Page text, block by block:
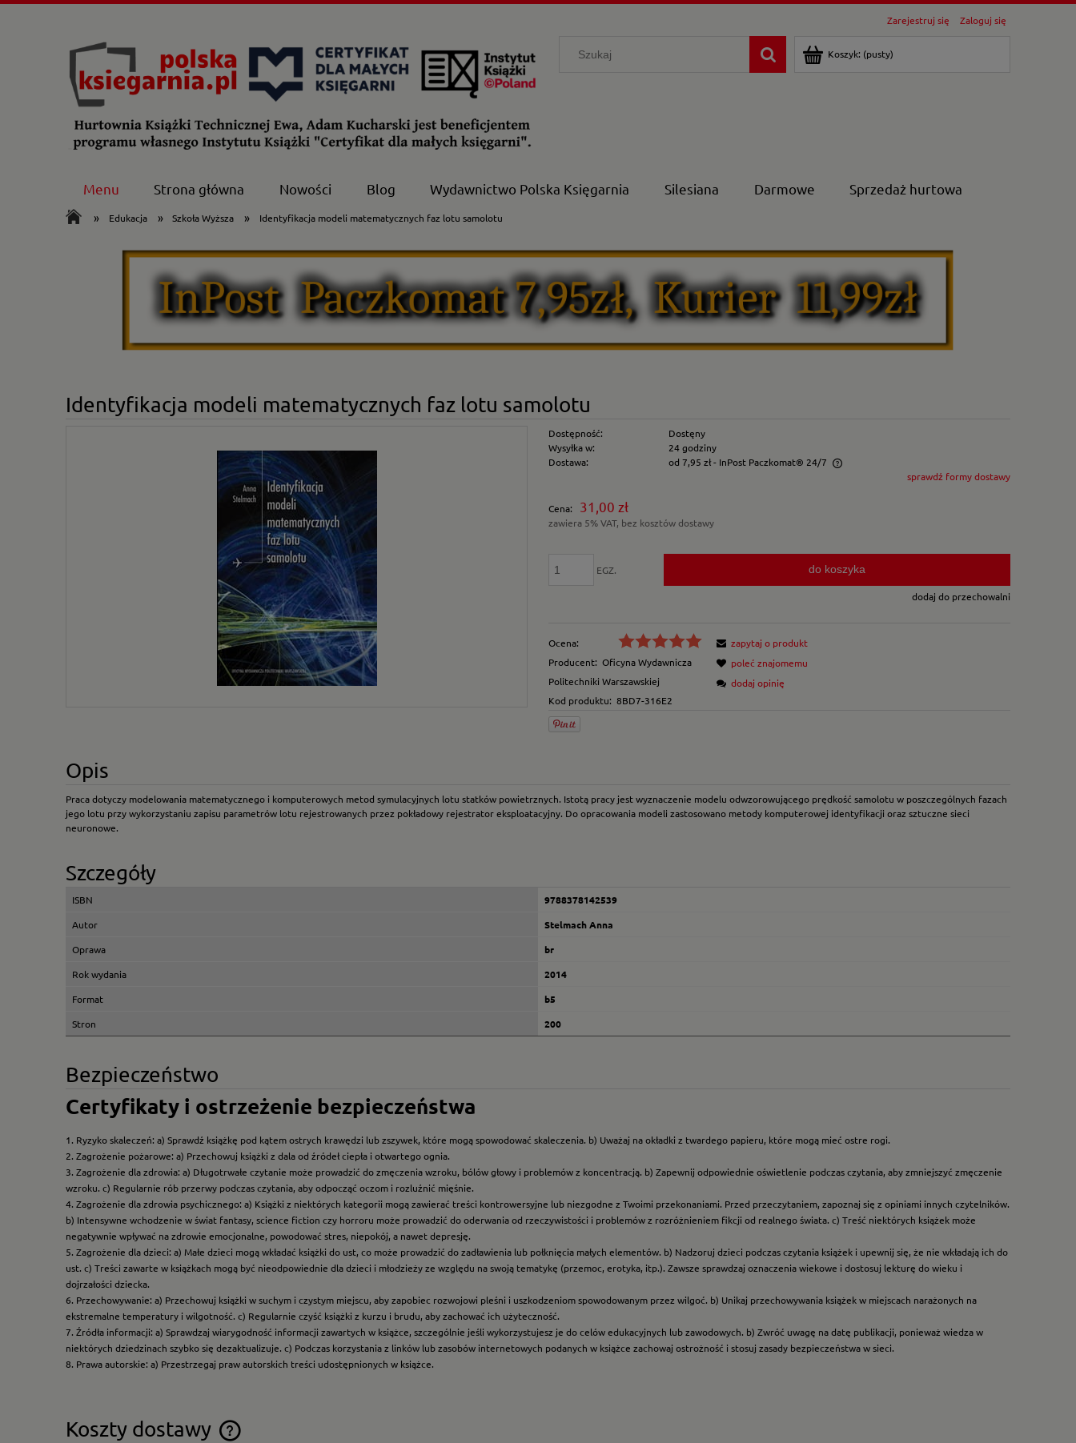
Zarejestruj się Zaloguj się
Koszyk: (pusty)
Menu Strona główna Nowości Blog Wydawnictwo Polska Księgarnia Silesiana Darmowe Sprzedaż hurtowa
» Edukacja » Szkoła Wyższa » Identyfikacja modeli matematycznych faz lotu samolotu
Identyfikacja modeli matematycznych faz lotu samolotu
Dostępność:
Dostęny
Wysyłka w:
24 godziny
Dostawa:
od 7,95 zł- InPost Paczkomat® 24/7
płatności
sprawdź formy dostawy
Cena: 31,00 zł
zawiera 5% VAT, bez kosztów dostawy
EGZ. do koszyka
dodaj do przechowalni
Ocena:
Producent: Oficyna Wydawnicza
Politechniki Warszawskiej
Kod produktu: 8BD7-316E2
zapytaj o produkt
poleć znajomemu
dodaj opinię
Opis
Praca dotyczy modelowania matematycznego i komputerowych metod symulacyjnych lotu statków powietrznych. Istotą pracy jest wyznaczenie modelu odwzorowującego prędkość samolotu w poszczególnych fazach
jego lotu przy wykorzystaniu zapisu parametrów lotu rejestrowanych przez pokładowy rejestrator eksploatacyjny. Do opracowania modeli zastosowano metody komputerowej identyfikacji oraz sztuczne sieci
neuronowe.
Szczegóły
ISBN
9788378142539
Autor
Stelmach Anna
Oprawa
br
Rok wydania
2014
Format
b5
Stron
200
Bezpieczeństwo
Certyfikaty i ostrzeżenie bezpieczeństwa
1. Ryzyko skaleczeń: a) Sprawdź książkę pod kątem ostrych krawędzi lub zszywek, które mogą spowodować skaleczenia. b) Uważaj na okładki z twardego papieru, które mogą mieć ostre rogi.
2. Zagrożenie pożarowe: a) Przechowuj książki z dala od źródeł ciepła i otwartego ognia.
3. Zagrożenie dla zdrowia: a) Długotrwałe czytanie może prowadzić do zmęczenia wzroku, bólów głowy i problemów z koncentracją. b) Zapewnij odpowiednie oświetlenie podczas czytania, aby zmniejszyć zmęczenie
wzroku. c) Regularnie rób przerwy podczas czytania, aby odpocząć oczom i rozluźnić mięśnie.
4. Zagrożenie dla zdrowia psychicznego: a) Książki z niektórych kategorii mogą zawierać treści kontrowersyjne lub niezgodne z Twoimi przekonaniami. Przed przeczytaniem, zapoznaj się z opiniami innych czytelników.
b) Intensywne wchodzenie w świat fantasy, science fiction czy horroru może prowadzić do oderwania od rzeczywistości i problemów z rozróżnieniem fikcji od realnego świata. c) Treść niektórych książek może
negatywnie wpływać na zdrowie emocjonalne, powodować stres, niepokój, a nawet depresję.
5. Zagrożenie dla dzieci: a) Małe dzieci mogą wkładać książki do ust, co może prowadzić do zadławienia lub połknięcia małych elementów. b) Nadzoruj dzieci podczas czytania książek i upewnij się, że nie wkładają ich do
ust. c) Treści zawarte w książkach mogą być nieodpowiednie dla dzieci i młodzieży ze względu na swoją tematykę (przemoc, erotyka, itp.). Zawsze sprawdzaj oznaczenia wiekowe i dostosuj lekturę do wieku i
dojrzałości dziecka.
6. Przechowywanie: a) Przechowuj książki w suchym i czystym miejscu, aby zapobiec rozwojowi pleśni i uszkodzeniom spowodowanym przez wilgoć. b) Unikaj przechowywania książek w miejscach narażonych na
ekstremalne temperatury i wilgotność. c) Regularnie czyść książki z kurzu i brudu, aby zachować ich użyteczność.
7. Źródła informacji: a) Sprawdzaj wiarygodność informacji zawartych w książce, szczególnie jeśli wykorzystujesz je do celów edukacyjnych lub zawodowych. b) Zwróć uwagę na datę publikacji, ponieważ wiedza w
niektórych dziedzinach szybko się dezaktualizuje. c) Podczas korzystania z linków lub zasobów internetowych podanych w książce zachowaj ostrożność i stosuj zasady bezpieczeństwa w sieci.
8. Prawa autorskie: a) Przestrzegaj praw autorskich treści udostępnionych w książce.
Koszty dostawy